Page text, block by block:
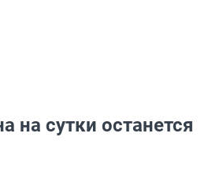
на сутки останется